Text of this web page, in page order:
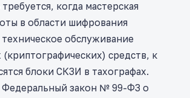
когда мастерская
в области шифрования
обслуживание
средств, к
блоки СКЗИ в тахографах.
Федеральный закон № 99-ФЗ о